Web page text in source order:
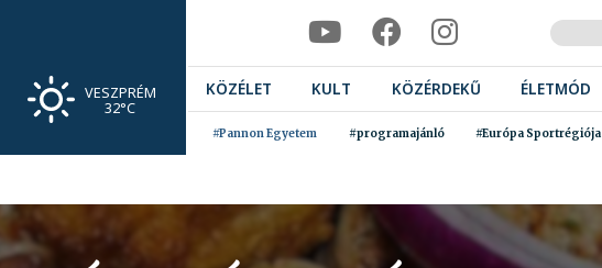
VESZPRÉM
32°C
KÖZÉLET KULT KÖZÉRDEKŰ ÉLETMÓD
#Pannon Egyetem #programajánló #Európa Sportrégiója